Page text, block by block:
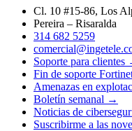
Cl. 10 #15-86, Los
Pereira – Risaralda
314 682 5259
Soporte para clientes
Fin de soporte
Amenazas en
Boletín semanal →
Noticias de
Suscribirme a las